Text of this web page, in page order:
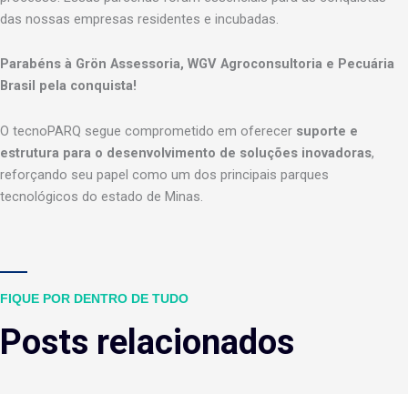
das nossas empresas residentes e incubadas.
Parabéns à Grön Assessoria, WGV Agroconsultoria e Pecuária
Brasil pela conquista!
O tecnoPARQ segue comprometido em oferecer suporte e
estrutura para o desenvolvimento de soluções inovadoras,
reforçando seu papel como um dos principais parques
tecnológicos do estado de Minas.
FIQUE POR DENTRO DE TUDO
Posts relacionados